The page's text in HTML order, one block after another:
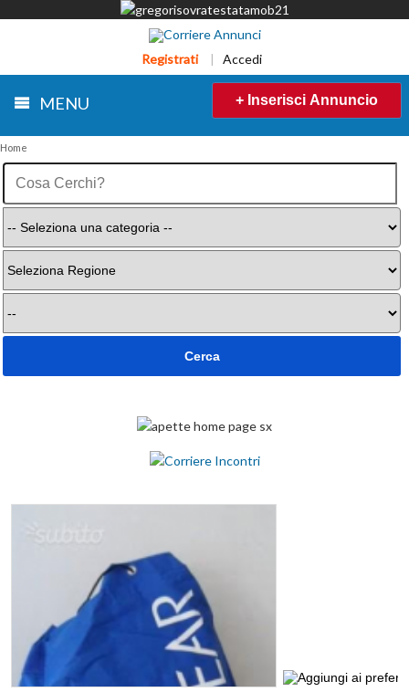
Registrati | Accedi
MENU + Inserisci Annuncio
Home